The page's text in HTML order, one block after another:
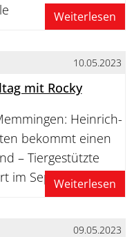
Weiterlesen
10.05.2023
mit Rocky
Heinrich-
bekommt einen
– Tiergestützte
im September
Weiterlesen
09.05.2023